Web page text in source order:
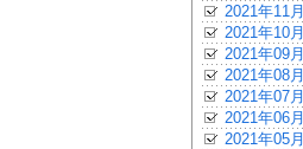
2021年11月
2021年10月
2021年09月
2021年08月
2021年07月
2021年06月
2021年05月